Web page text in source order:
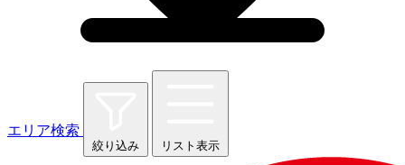
エリア検索
絞り込み リスト表示